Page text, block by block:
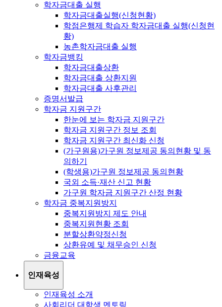
학자금대출 실행
학자금대출실행(신청현황)
학점은행제 학습자 학자금대출 실행(신청현
황)
농촌학자금대출 실행
학자금뱅킹
학자금대출상환
학자금대출 상환지원
학자금대출 사후관리
증명서발급
학자금 지원구간
한눈에 보는 학자금 지원구간
학자금 지원구간 정보 조회
학자금 지원구간 최신화 신청
(가구원용)가구원 정보제공 동의현황 및 동
의하기
(학생용)가구원 정보제공 동의현황
국외 소득·재산 신고 현황
가구원 학자금 지원구간 산정 현황
학자금 중복지원방지
중복지원방지 제도 안내
중복지원현황 조회
분할상환약정신청
상환유예 및 채무승인 신청
금융교육
인재육성
인재육성 소개
사회리더 대학생 멘토링